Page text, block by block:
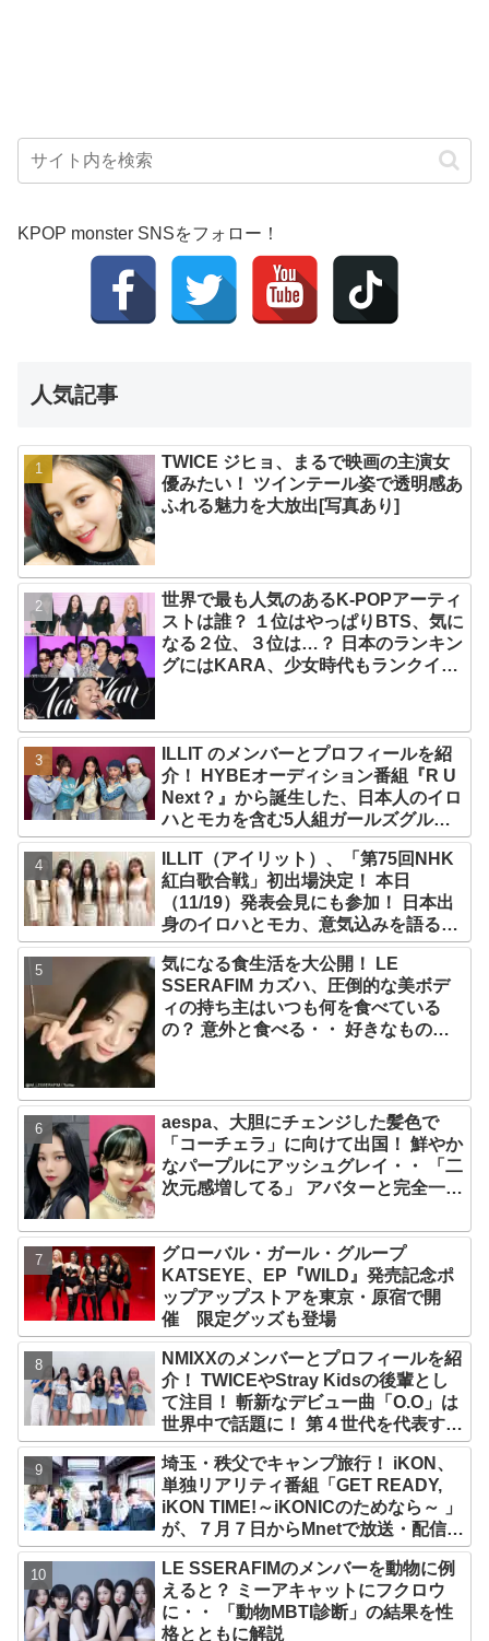
KPOP monster SNSをフォロー！
人気記事
TWICE ジヒョ、まるで映画の主演女
優みたい！ ツインテール姿で透明感あ
ふれる魅力を大放出[写真あり]
世界で最も人気のあるK-POPアーティ
ストは誰？ １位はやっぱりBTS、気に
なる２位、３位は…？ 日本のランキン
グにはKARA、少女時代もランクイ
ILLIT のメンバーとプロフィールを紹
介！ HYBEオーディション番組『R U
Next？』から誕生した、日本人のイロ
ハとモカを含む5人組ガールズグルー
プ！ デビュー曲「Magnetic」がいき
なりの大ヒット
ILLIT（アイリット）、「第75回NHK
紅白歌合戦」初出場決定！ 本日
（11/19）発表会見にも参加！ 日本出
身のイロハとモカ、意気込みを語る
「ずっと夢見てたステージ…嬉しくて
光栄」
気になる食生活を大公開！ LE
SSERAFIM カズハ、圧倒的な美ボデ
ィの持ち主はいつも何を食べている
の？ 意外と食べる・・ 好きなものを
aespa、大胆にチェンジした髪色で
「コーチェラ」に向けて出国！ 鮮やか
なパープルにアッシュグレイ・・ 「二
次元感増してる」 アバターと完全一致
グローバル・ガール・グループ
KATSEYE、EP『WILD』発売記念ポ
ップアップストアを東京・原宿で開
催 限定グッズも登場
NMIXXのメンバーとプロフィールを紹
介！ TWICEやStray Kidsの後輩とし
て注目！ 斬新なデビュー曲「O.O」は
世界中で話題に！ 第４世代を代表する
美女ソリュンをはじめ、全員ビジュア
ルメンバーといわれるその魅力をチェ
ック
埼玉・秩父でキャンプ旅行！ iKON、
単独リアリティ番組「GET READY,
iKON TIME!～iKONICのためなら～ 」
が、７月７日からMnetで放送・配信ス
タート
LE SSERAFIMのメンバーを動物に例
えると？ ミーアキャットにフクロウ
に・・ 「動物MBTI診断」の結果を性
格とともに解説